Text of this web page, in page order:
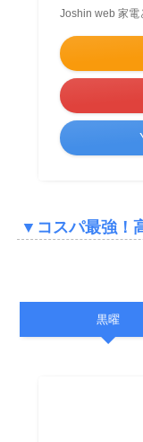
Joshin web 家電
▼ コスパ最強！
黒曜